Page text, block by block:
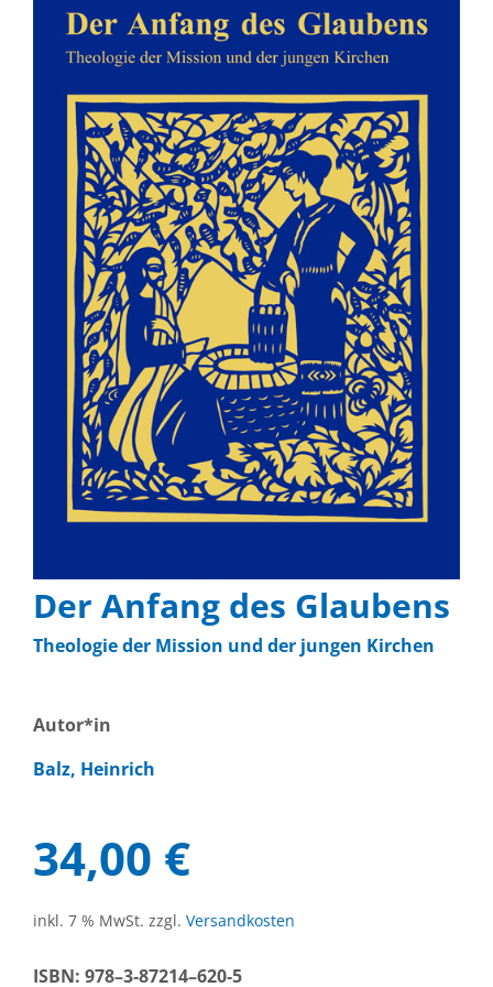
Der An­fang des Glau­bens
Theo­lo­gie der Mis­si­on und der jun­gen Kir­chen
Autor*in
Balz, Hein­rich
34,00 €
inkl. 7 % MwSt. zzgl. Ver­sand­kos­ten
ISBN: 978–3‑87214–620‑5